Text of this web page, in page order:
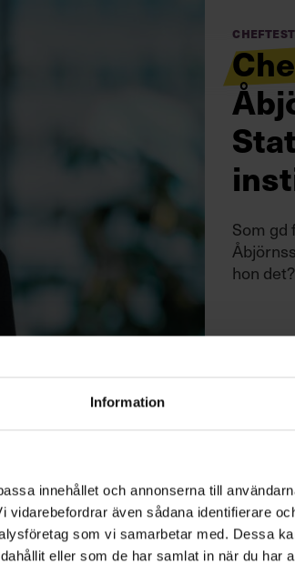
Information
innehållet och annonserna till
även sådana identifierare
som vi samarbetar med. Dessa
eller som de har samlat in när du har
Cheftest
Som gd
hon det?